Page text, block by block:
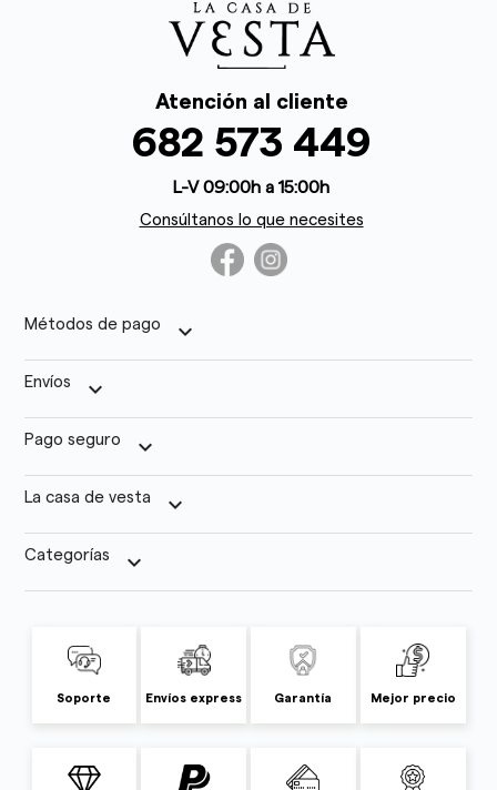
Atención al cliente
682 573 449
L-V 09:00h a 15:00h
Consúltanos lo que necesites
Métodos de pago keyboard_arrow_down
Envíos keyboard_arrow_down
Pago seguro keyboard_arrow_down
La casa de vesta keyboard_arrow_down
Categorías keyboard_arrow_down
Soporte Envíos express Garantía Mejor precio